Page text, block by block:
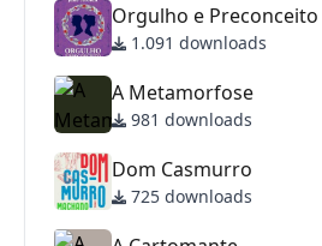
Orgulho e Preconceito
1.091 downloads
A Metamorfose
981 downloads
Dom Casmurro
725 downloads